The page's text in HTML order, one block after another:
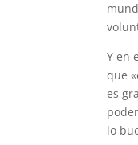
Y en
que
es
lo